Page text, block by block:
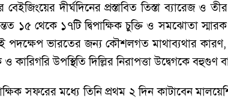
দীর্ঘদিনের প্রস্তাবিত তিস্তা ব্যারেজ ও
১৫ থেকে ১৭টি দ্বিপাক্ষিক চুক্তি ও সমঝোতা
পদক্ষেপ ভারতের জন্য কৌশলগত মাথাব্যথার
উপস্থিতি দিল্লির নিরাপত্তা উদ্বেগকে বহুগুণ
সফরের মধ্যে তিনি প্রথম ২ দিন কাটাবেন